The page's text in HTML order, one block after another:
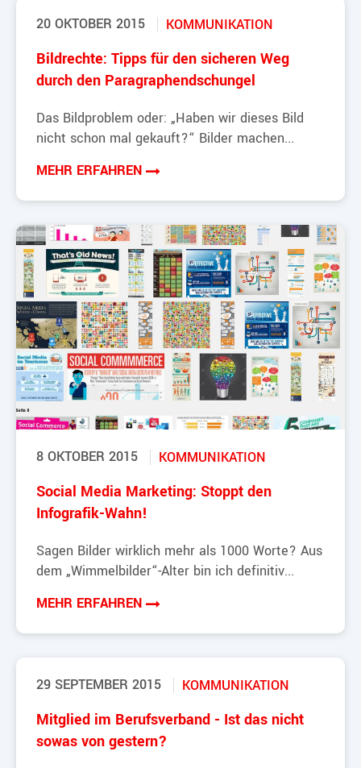
20 OKTOBER 2015 KOMMUNIKATION
Bildrechte: Tipps für den sicheren Weg
durch den Paragraphendschungel
Das Bildproblem oder: „Haben wir dieses Bild
nicht schon mal gekauft?“ Bilder machen...
MEHR ERFAHREN
8 OKTOBER 2015 KOMMUNIKATION
Social Media Marketing: Stoppt den
Infografik-Wahn!
Sagen Bilder wirklich mehr als 1000 Worte? Aus
dem „Wimmelbilder“-Alter bin ich definitiv...
MEHR ERFAHREN
29 SEPTEMBER 2015 KOMMUNIKATION
Mitglied im Berufsverband - Ist das nicht
sowas von gestern?